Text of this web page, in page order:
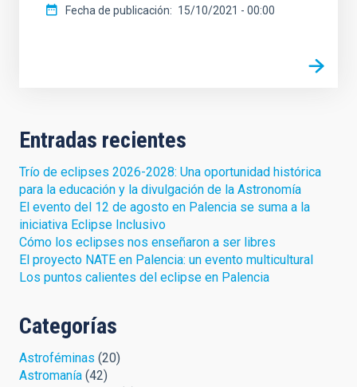
Fecha de publicación 15/10/2021 - 00:00
Entradas recientes
Trío de eclipses 2026-2028: Una oportunidad histórica
para la educación y la divulgación de la Astronomía
El evento del 12 de agosto en Palencia se suma a la
iniciativa Eclipse Inclusivo
Cómo los eclipses nos enseñaron a ser libres
El proyecto NATE en Palencia: un evento multicultural
Los puntos calientes del eclipse en Palencia
Categorías
Astroféminas (20)
Astromanía (42)